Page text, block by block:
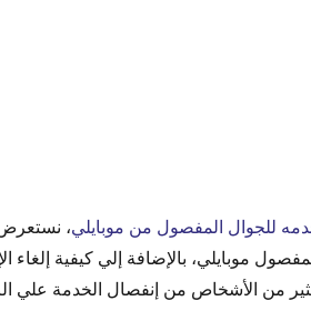
الخدمه للجوال المفصول من موبايلي
للجوال المفصول من موبايلي،
موبايلي، بالإضافة إلي كيفية
من الأشخاص من إنفصال الخدمة